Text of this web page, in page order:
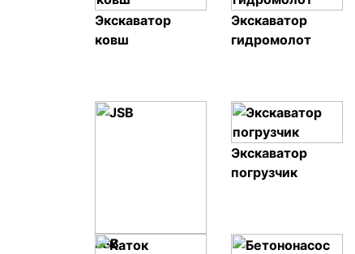
Экскаватор
ковш
Экскаватор
гидромолот
JSB
Экскаватор
погрузчик